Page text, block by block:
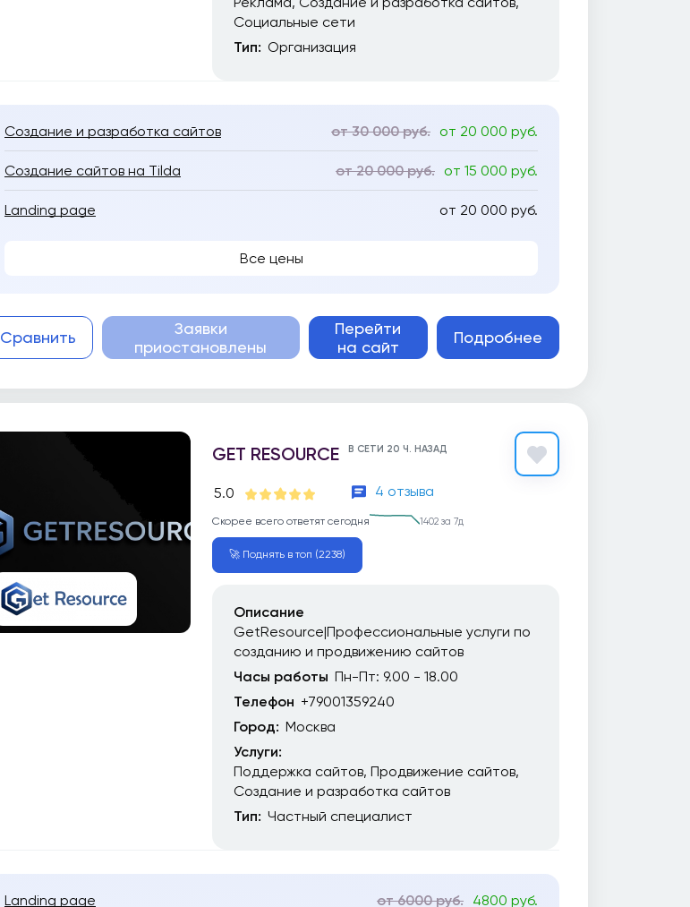
Социальные сети
Тип: Организация
Создание и разработка сайтов от 30 000 руб. от 20 000 руб.
Создание сайтов на Tilda от 20 000 руб. от 15 000 руб.
Landing page от 20 000 руб.
Все цены
Сравнить
Заявки
приостановлены
Перейти
на сайт
Подробнее
GET RESOURCE В СЕТИ 20 Ч. НАЗАД
5.0 4 отзыва
Скорее всего ответят сегодня 1402 за 7д
🚀 Поднять в топ (2238)
Описание
GetResource|Профессиональные услуги по
созданию и продвижению сайтов
Часы работы Пн-Пт: 9.00 - 18.00
Телефон +79001359240
Город: Москва
Услуги:
Поддержка сайтов Продвижение сайтов
Создание и разработка сайтов
Тип: Частный специалист
Landing page от 6000 руб. 4800 руб.